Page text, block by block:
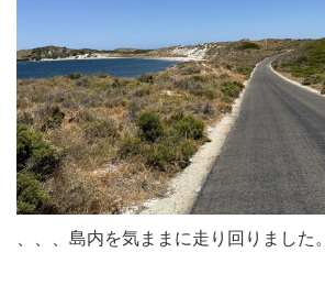
、、、島内を気ままに走り回りました。